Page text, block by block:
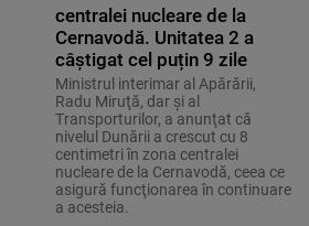
centralei nucleare de la
Cernavodă. Unitatea 2 a
câștigat cel puțin 9 zile
Ministrul interimar al Apărării,
Radu Miruţă, dar şi al
Transporturilor, a anunţat că
nivelul Dunării a crescut cu 8
centimetri în zona centralei
nucleare de la Cernavodă, ceea ce
asigură funcţionarea în continuare
a acesteia.